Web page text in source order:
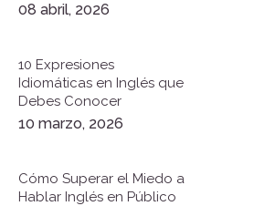
08 abril, 2026
10 Expresiones
Idiomáticas en Inglés que
Debes Conocer
10 marzo, 2026
Cómo Superar el Miedo a
Hablar Inglés en Público